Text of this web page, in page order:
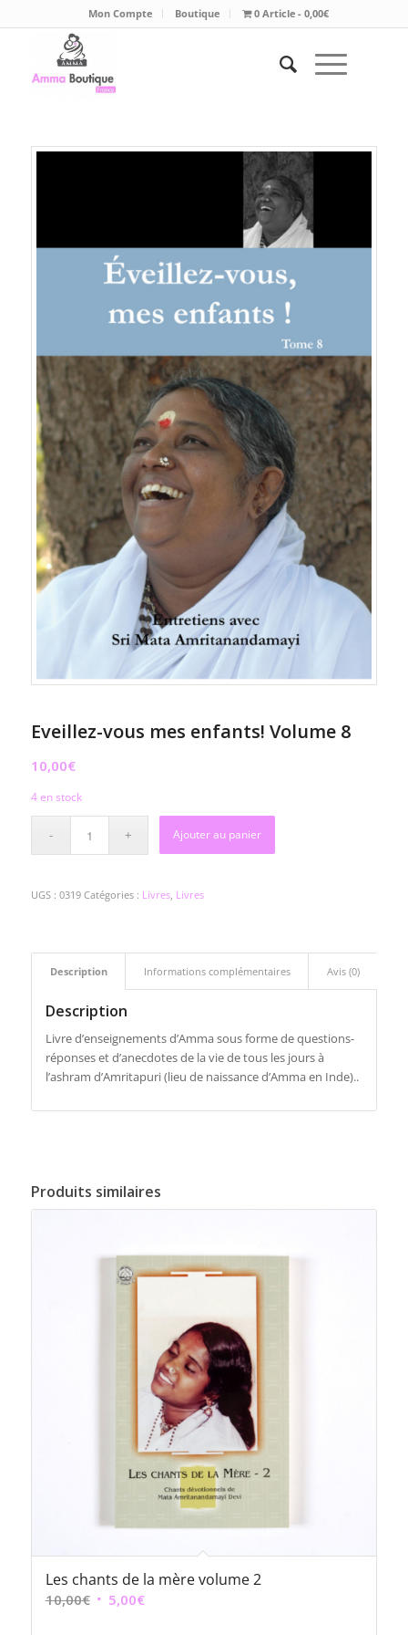
Mon Compte Boutique 0 Article 0,00€
Eveillez-vous mes enfants! Volume 8
10,00€
4 en stock
Ajouter au panier
UGS : 0319 Catégories : Livres, Livres
Description Informations complémentaires Avis (0)
Description
Livre d’enseignements d’Amma sous forme de questions-
réponses et d’anecdotes de la vie de tous les jours à
l’ashram d’Amritapuri (lieu de naissance d’Amma en Inde)..
Produits similaires
Les chants de la mère volume 2
10,00€ Le 5,00€Le